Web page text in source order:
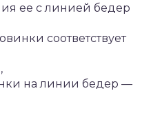
ее с линией бедер
соответствует
на линии бедер —